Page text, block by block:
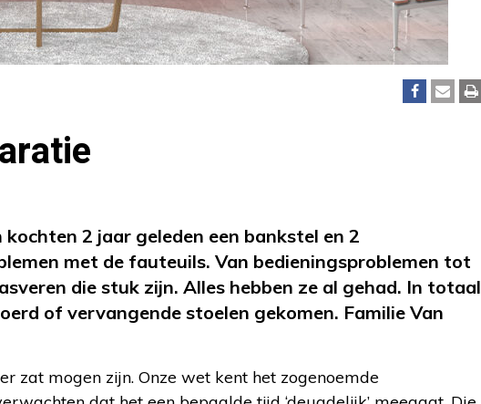
2 jaar geleden een bankstel en 2
met de fauteuils. Van bedieningsproblemen tot
die stuk zijn. Alles hebben ze al gehad. In totaal
of vervangende stoelen gekomen. Familie Van
zat mogen zijn. Onze wet kent het zogenoemde